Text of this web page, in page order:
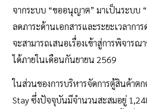
จากระบบ “ขออนุญาต” มาเป็นระบบ
ลดภาระด้านเอกสารและระยะเวลากา
จะสามารถเสนอเรื่องเข้าสู่การพิจาร
ได้ภายในเดือนกันยายน 2569
ในส่วนของการบริหารจัดการตู้สินค้าตก
Stay ซึ่งปัจจุบันมีจำนวนสะสมอยู่